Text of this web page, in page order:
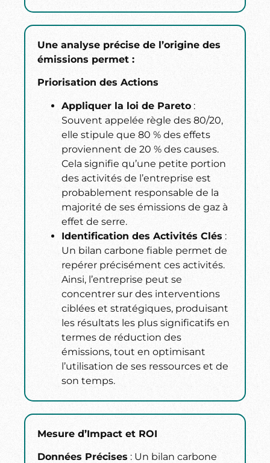
Une analyse précise de l’origine des
émissions permet :
Priorisation des Actions
Appliquer la loi de Pareto :
Souvent appelée règle des 80/20,
elle stipule que 80 % des effets
proviennent de 20 % des causes.
Cela signifie qu’une petite portion
des activités de l’entreprise est
probablement responsable de la
majorité de ses émissions de gaz à
effet de serre.
Identification des Activités Clés :
Un bilan carbone fiable permet de
repérer précisément ces activités.
Ainsi, l’entreprise peut se
concentrer sur des interventions
ciblées et stratégiques, produisant
les résultats les plus significatifs en
termes de réduction des
émissions, tout en optimisant
l’utilisation de ses ressources et de
son temps.
Mesure d’Impact et ROI
Données Précises : Un bilan carbone